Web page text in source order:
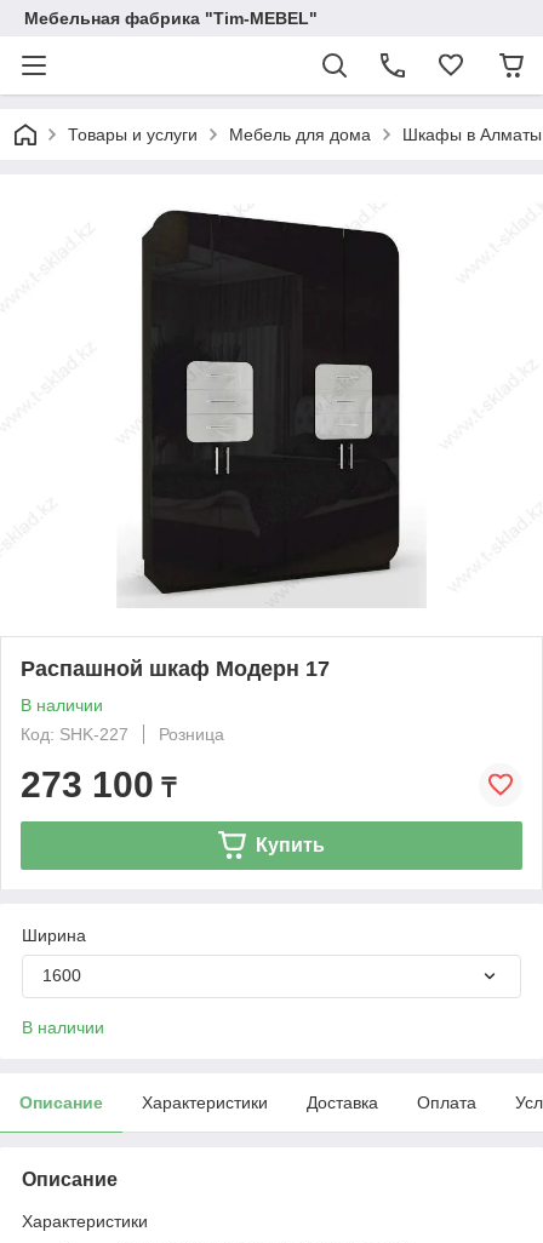
Мебельная фабрика "Tim-MEBEL"
Товары и услуги Мебель для дома Шкафы в Алматы
Распашной шкаф Модерн 17
В наличии
Код: SHK-227
Розница
273 100 ₸
Купить
Ширина
1600
В наличии
Описание Характеристики Доставка Оплата
Описание
Характеристики